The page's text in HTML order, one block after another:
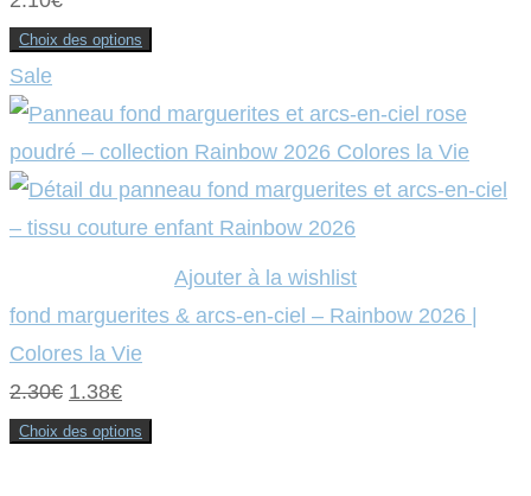
Choix des options
Ce
plusieurs
variations.
Les
options
peuvent
être
sur
Sale
Ajouter à la wishlist
fond marguerites & arcs-en-ciel – Rainbow 2026 |
Colores la Vie
2.30€ Le
prix
1.38€Le
prix
Choix des options
Ce